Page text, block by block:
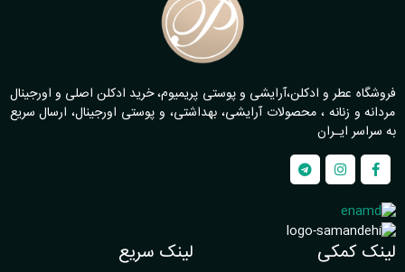
فروشگاه عطر و ادکلن،آرایشی و پوستی پریمیوم، خرید ادکلن اصلی و اورجینال
مردانه و زنانه ، محصولات آرایشی، بهداشتی، و پوستی اورجینال، ارسال سریع
به سراسر ایـران
لینک کمکی لینک سریع